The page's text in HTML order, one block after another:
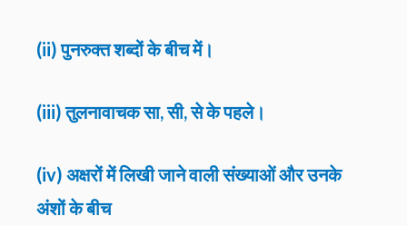
(ii) पुनरुक्त शब्दों के बीच में।
(iii) तुलनावाचक सा, सी, से के पहले।
(iv) अक्षरों में लिखी जाने वाली संख्याओं और उनके
अंशों के बीच